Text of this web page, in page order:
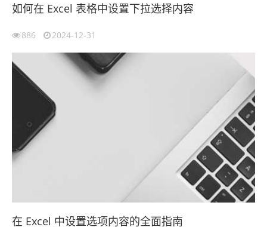
如何在 Excel 表格中设置下拉选择内容
886 2024-12-31
在 Excel 中设置选项内容的全面指南